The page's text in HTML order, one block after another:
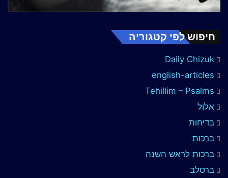
חיפוש לפי קטגוריה
Daily Chizuk
english-articles
Tehillim – Psalms
אלול
בדיחות
ברכות
ברכות לראש השנה
ברסלב